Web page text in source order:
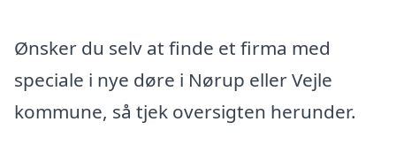
Ønsker du selv at finde et firma med
speciale i nye døre i Nørup eller Vejle
kommune, så tjek oversigten herunder.